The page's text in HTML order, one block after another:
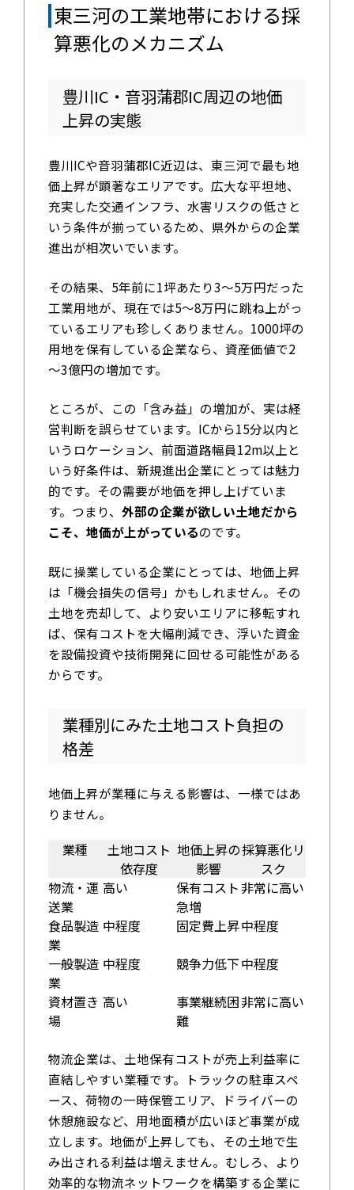
東三河の工業地帯における採
算悪化のメカニズム
豊川IC・音羽蒲郡IC周辺の地価
上昇の実態
豊川ICや音羽蒲郡IC近辺は、東三河で最も地
価上昇が顕著なエリアです。広大な平坦地、
充実した交通インフラ、水害リスクの低さと
いう条件が揃っているため、県外からの企業
進出が相次いでいます。
その結果、5年前に1坪あたり3～5万円だった
工業用地が、現在では5～8万円に跳ね上がっ
ているエリアも珍しくありません。1000坪の
用地を保有している企業なら、資産価値で2
～3億円の増加です。
ところが、この「含み益」の増加が、実は経
営判断を誤らせています。ICから15分以内と
いうロケーション、前面道路幅員12m以上と
いう好条件は、新規進出企業にとっては魅力
的です。その需要が地価を押し上げていま
す。つまり、 外部の企業が欲しい土地だから
こそ、地価が上がっているのです。
既に操業している企業にとっては、地価上昇
は「機会損失の信号」かもしれません。その
土地を売却して、より安いエリアに移転すれ
ば、保有コストを大幅削減でき、浮いた資金
を設備投資や技術開発に回せる可能性がある
からです。
業種別にみた土地コスト負担の
格差
地価上昇が業種に与える影響は、一様ではあ
りません。
業種
土地コスト
依存度
地価上昇の
影響
採算悪化リ
スク
物流・運
送業
高い
保有コスト
急増
非常に高い
食品製造
業
中程度 固定費上昇中程度
一般製造
業
中程度 競争力低下中程度
資材置き
場
高い
事業継続困
難
非常に高い
物流企業は、土地保有コストが売上利益率に
直結しやすい業種です。トラックの駐車スペ
ース、荷物の一時保管エリア、ドライバーの
休憩施設など、用地面積が広いほど事業が成
立します。地価が上昇しても、その土地で生
み出される利益は増えません。むしろ、より
効率的な物流ネットワークを構築する企業に